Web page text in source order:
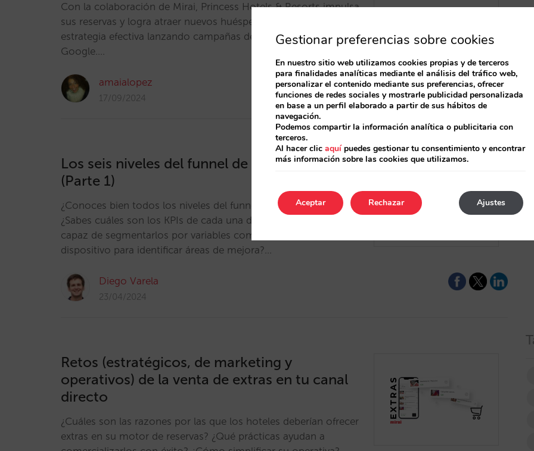
Con la colaboración de Mirai, Princess Hotels & Resorts impulsa
sus reservas y logra atraer nuevos huéspedes gracias a una
estrategia efectiva lanzando campañas de Demand Gen de
Google.…
amaialopez
17/09/2024
Los seis niveles del funnel de Google Hotels
(Parte 1)
¿Conoces bien todos los niveles del funnel y sus términos?
¿Sabes cuáles son los KPIs de cada una de tus campañas? ¿Eres
capaz de segmentarlos por variables como mercado emisor o
dispositivo para identificar áreas de mejora?…
Diego Varela
23/04/2024
Retos (estratégicos, de marketing y
operativos) de la venta de extras en tu canal
directo
¿Cuáles son las razones por las que los hoteles deberían ofrecer
extras en su motor de reservas? ¿Qué prácticas ayudan a
Gestionar preferencias sobre cookies
En nuestro sitio web utilizamos cookies propias y de terceros
para finalidades analíticas mediante el análisis del tráfico web,
personalizar el contenido mediante sus preferencias, ofrecer
funciones de redes sociales y mostrarle publicidad personalizada
en base a un perfil elaborado a partir de sus hábitos de
navegación.
Podemos compartir la información analítica o publicitaria con
terceros.
Al hacer clic aquípuedes gestionar tu consentimiento y encontrar
más información sobre las cookies que utilizamos.
Aceptar Ajustes
Rechazar